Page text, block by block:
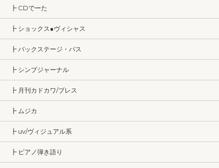
┣ CDでーた
┣ ショックス●ヴィシャス
┣ バックステージ・パス
┣ シンプジャーナル
┣ 月刊カドカワ/ブレス
┣ ムジカ
┣ uv/ヴィジュアル系
┣ ピアノ弾き語り